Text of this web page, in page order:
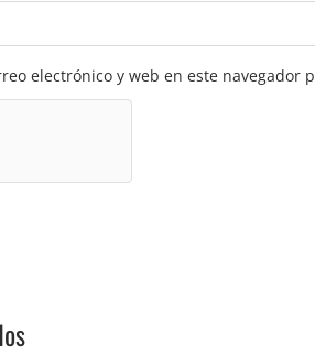
electrónico y web en este navegador